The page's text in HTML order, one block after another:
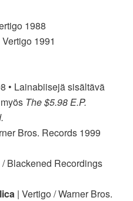
1988
Vertigo 1991
• Lainabiisejä sisältävä
The $5.98 E.P.
Bros. Records 1999
/ Blackened Recordings
| Vertigo / Warner Bros.